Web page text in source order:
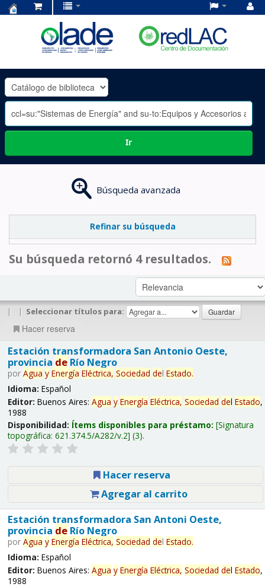
OLADE
-
Ir
Búsqueda avanzada
Refinar su búsqueda
Su búsqueda retornó 4 resultados.
| | Seleccionar títulos para:
Hacer reserva
Estación transformadora San Antonio Oeste,
provincia deRío Negro
por Agua y Energía Eléctrica, Sociedad del Estado.
Idioma: Español
Editor: Buenos Aires: Agua y Energía Eléctrica, Sociedad del Estado,
1988
Disponibilidad: Ítems disponibles para préstamo: Signatura
topográfica: 621.374.5/A282/v.2 (3).
Hacer reserva
Agregar al carrito
Estación transformadora San Antoni Oeste,
provincia deRío Negro
por Agua y Energía Eléctrica, Sociedad del Estado.
Idioma: Español
Editor: Buenos Aires: Agua y Energía Eléctrica, Sociedad del Estado,
1988